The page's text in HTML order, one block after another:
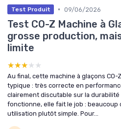
Test Produit • 09/06/2026
Test CO-Z Machine à
grosse production,
limite
★★★★★
★★★★★
Au final, cette machine à glaçons CO-
typique : très correcte en
clairement discutable sur la durabilité
fonctionne, elle fait le job : beaucoup
utilisation plutôt simple. Pour...